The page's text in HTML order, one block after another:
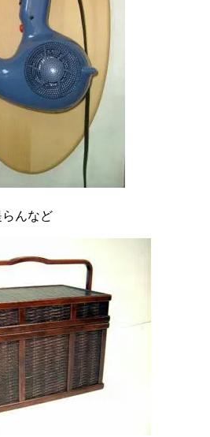
んなど